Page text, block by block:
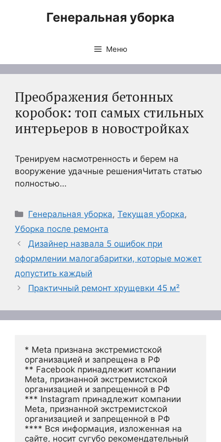
Генеральная уборка
Меню
Преображения бетонных
коробок: топ самых стильных
интерьеров в новостройках
Тренируем насмотренность и берем на
вооружение удачные решенияЧитать статью
полностью…
Рубрики
Генеральная уборка,Текущая уборка,
Уборка после ремонта
Дизайнер назвала 5 ошибок при
оформлении малогабаритки, которые может
допустить каждый
Практичный ремонт хрущевки 45 м²
* Meta признана экстремистской
организацией и запрещена в РФ
** Facebook принадлежит компании
Meta, признанной экстремистской
организацией и запрещенной в РФ
*** Instagram принадлежит компании
Meta, признанной экстремистской
организацией и запрещенной в РФ
**** Вся информация, изложенная на
сайте, носит сугубо рекомендательный